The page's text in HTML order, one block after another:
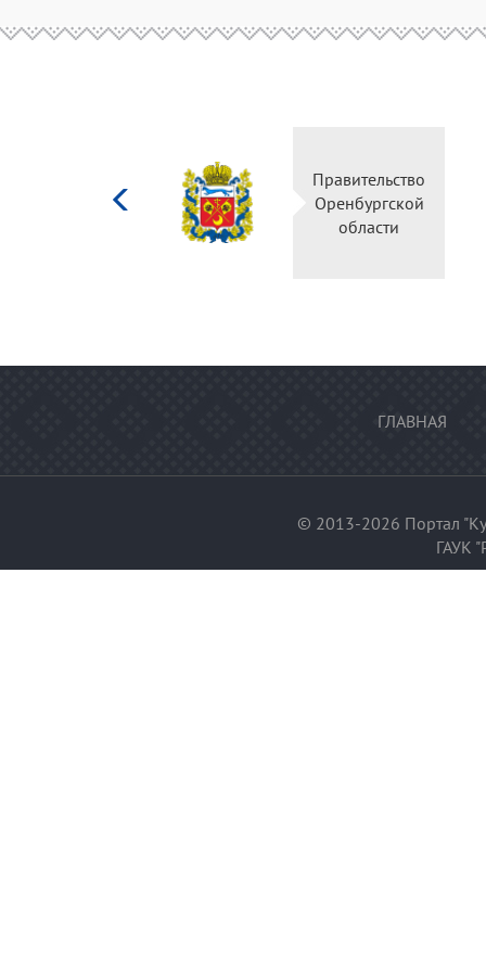
Министерство
культуры
Российской
федерации
ГЛАВНАЯ
© 2013-2026 Портал
ГАУК